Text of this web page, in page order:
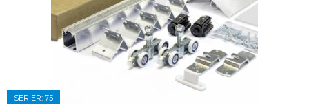
SERIER: 75